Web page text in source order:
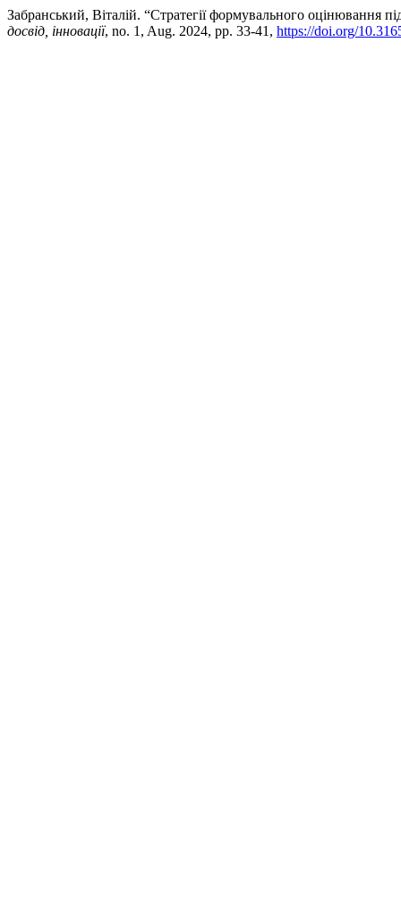
Забранський, Віталій. “Стратегії формувального оцінювання
досвід, інновації, no. 1, Aug. 2024, pp. 33-41, https://doi.org/